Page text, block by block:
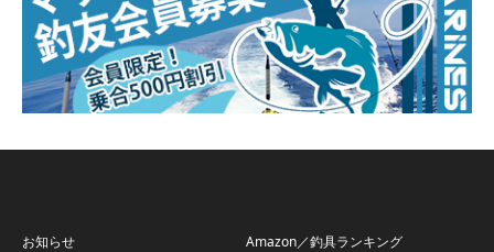
お知らせ
Amazon／釣具ランキング